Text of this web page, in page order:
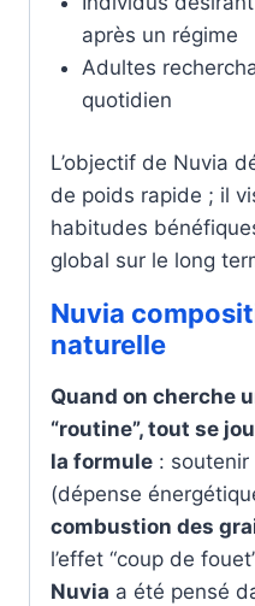
après un régime
Adultes
quotidien
L’objectif de Nuvia
de poids rapide ; il
habitudes
global sur le long
Nuvia
naturelle
Quand on cherche
“routine”, tout se
la formule : soutenir
(dépense
combustion des
l’effet “coup de
Nuvia a été pensé